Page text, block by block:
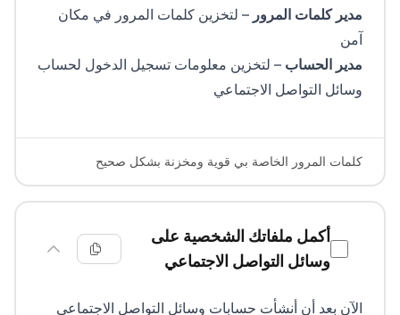
مدير كلمات المرور – لتخزين كلمات المرور في مكان
آمن
مدير الحساب – لتخزين معلومات تسجيل الدخول لحساب
وسائل التواصل الاجتماعي
كلمات المرور الخاصة بي قوية ومخزنة بشكل صحيح
أكمل ملفاتك الشخصية على
وسائل التواصل الاجتماعي
الآن بعد أن أنشأت حسابات وسائل التواصل الاجتماعي